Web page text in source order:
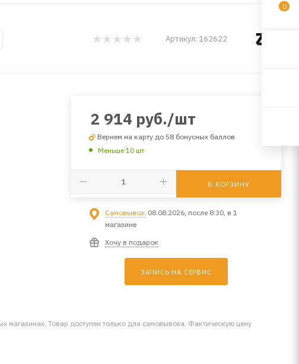
Артикул: 162622
2 914 руб./шт
Вернем на карту до 58 бонусных баллов
Меньше 10 шт
В КОРЗИНУ
Самовывоз: 08.08.2026, после 8:30, в 1
магазине
Хочу в подарок
ЗАПИСЬ НА СЕРВИС
магазинах. Товар доступен только для самовывоза. Фактическую цену
0